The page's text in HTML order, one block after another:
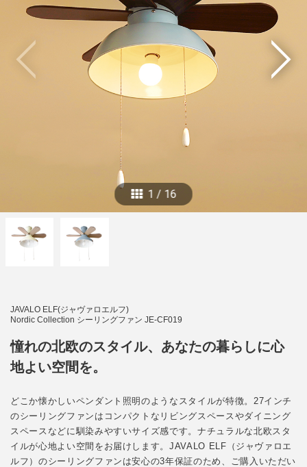
JAVALO ELF(ジャヴァロエルフ)
Nordic Collection シーリングファン JE-CF019
憧れの北欧のスタイル、あなたの暮らしに心
地よい空間を。
どこか懐かしいペンダント照明のようなスタイルが特徴。27インチ
のシーリングファンはコンパクトなリビングスペースやダイニング
スペースなどに馴染みやすいサイズ感です。ナチュラルな北欧スタ
イルが心地よい空間をお届けします。JAVALO ELF（ジャヴァロエ
ルフ）のシーリングファンは安心の3年保証のため、ご購入いただい
1 / 16